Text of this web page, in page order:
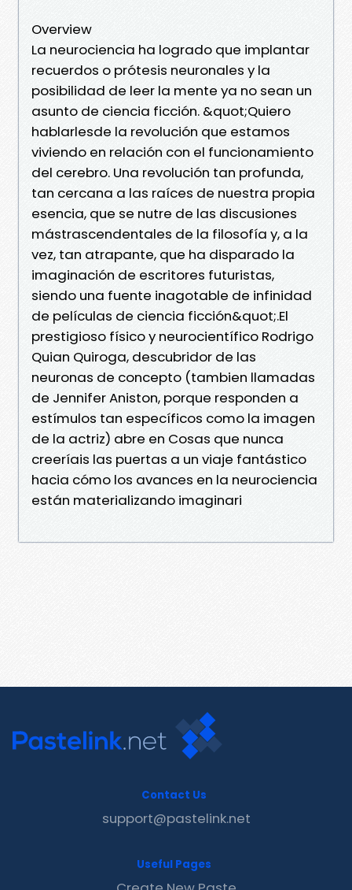
Overview
La neurociencia ha logrado que implantar
recuerdos o prótesis neuronales y la
posibilidad de leer la mente ya no sean un
asunto de ciencia ficción. &quot;Quiero
hablarlesde la revolución que estamos
viviendo en relación con el funcionamiento
del cerebro. Una revolución tan profunda,
tan cercana a las raíces de nuestra propia
esencia, que se nutre de las discusiones
mástrascendentales de la filosofía y, a la
vez, tan atrapante, que ha disparado la
imaginación de escritores futuristas,
siendo una fuente inagotable de infinidad
de películas de ciencia ficción&quot;.El
prestigioso físico y neurocientífico Rodrigo
Quian Quiroga, descubridor de las
neuronas de concepto (tambien llamadas
de Jennifer Aniston, porque responden a
estímulos tan específicos como la imagen
de la actriz) abre en Cosas que nunca
creeríais las puertas a un viaje fantástico
hacia cómo los avances en la neurociencia
están materializando imaginari
Contact Us
support@pastelink.net
Useful Pages